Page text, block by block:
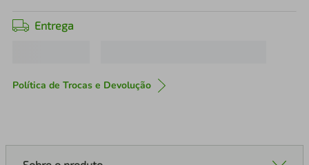
Entrega
Política de Trocas e Devolução